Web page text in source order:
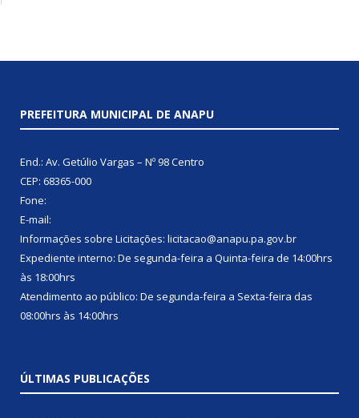
PREFEITURA MUNICIPAL DE ANAPU
End.: Av. Getúlio Vargas – Nº 98 Centro
CEP: 68365-000
Fone:
E-mail:
Informações sobre Licitações: licitacao@anapu.pa.gov.br
Expediente interno: De segunda-feira a Quinta-feira de 14:00hrs
às 18:00hrs
Atendimento ao público: De segunda-feira a Sexta-feira das
08:00hrs às 14:00hrs
ÚLTIMAS PUBLICAÇÕES